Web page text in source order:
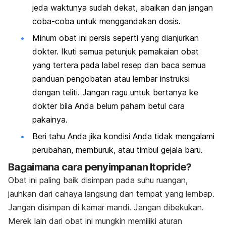
jeda waktunya sudah dekat, abaikan dan jangan
coba-coba untuk menggandakan dosis.
Minum obat ini persis seperti yang dianjurkan
dokter. Ikuti semua petunjuk pemakaian obat
yang tertera pada label resep dan baca semua
panduan pengobatan atau lembar instruksi
dengan teliti. Jangan ragu untuk bertanya ke
dokter bila Anda belum paham betul cara
pakainya.
Beri tahu Anda jika kondisi Anda tidak mengalami
perubahan, memburuk, atau timbul gejala baru.
Bagaimana cara penyimpanan Itopride?
Obat ini paling baik disimpan pada suhu ruangan,
jauhkan dari cahaya langsung dan tempat yang lembap.
Jangan disimpan di kamar mandi. Jangan dibekukan.
Merek lain dari obat ini mungkin memiliki aturan